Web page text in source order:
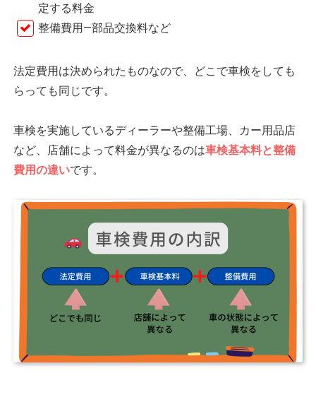
定する料金
整備費用―部品交換料など
法定費用は決められたものなので、どこで車検をしても
らっても同じです。
車検を実施しているディーラーや整備工場、カー用品店
など、店舗によって料金が異なるのは車検基本料と整備
費用の違いです。